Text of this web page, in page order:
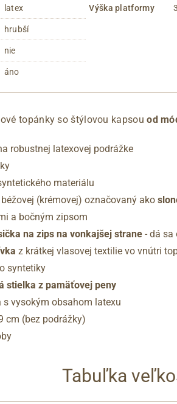
latex
hrubší
nie
áno
Výška platformy
topánky so štýlovou kapsouod
robustnej latexovej podrážke
materiálu
(krémovej) označovaný ako
a bočným zipsom
na zips na vonkajšej strane - dá
z krátkej vlasovej textilie vo vnútri
syntetiky
stielka z pamäťovej peny
s vysokým obsahom latexu
cm (bez podrážky)
Tabuľka